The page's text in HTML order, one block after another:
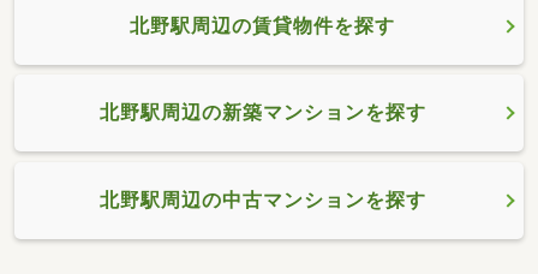
北野駅周辺の賃貸物件を探す
北野駅周辺の新築マンションを探す
北野駅周辺の中古マンションを探す